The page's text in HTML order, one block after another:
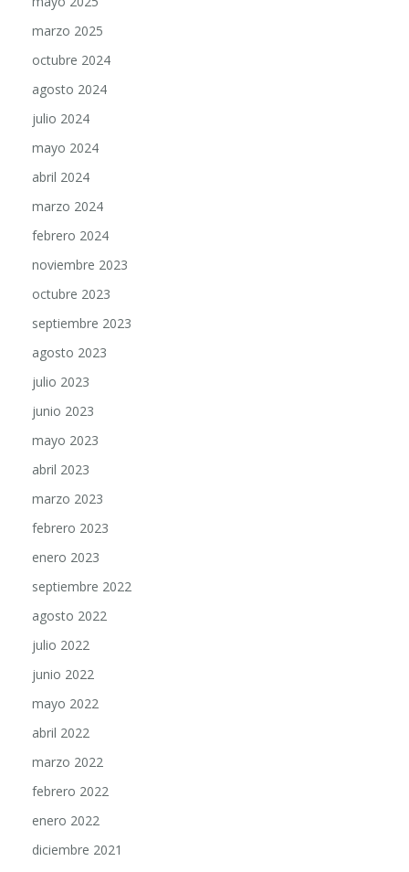
marzo 2025
octubre 2024
agosto 2024
julio 2024
mayo 2024
abril 2024
marzo 2024
febrero 2024
noviembre 2023
octubre 2023
septiembre 2023
agosto 2023
julio 2023
junio 2023
mayo 2023
abril 2023
marzo 2023
febrero 2023
enero 2023
septiembre 2022
agosto 2022
julio 2022
junio 2022
mayo 2022
abril 2022
marzo 2022
febrero 2022
enero 2022
diciembre 2021
noviembre 2021